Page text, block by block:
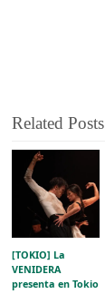
Related Posts
[TOKIO] La
VENIDERA
presenta en Tokio